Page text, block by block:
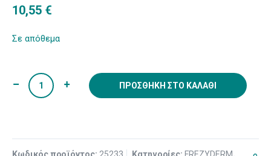
10,55 €
Σε απόθεμα
ΠΡΟΣΘΉΚΗ ΣΤΟ ΚΑΛΆΘΙ